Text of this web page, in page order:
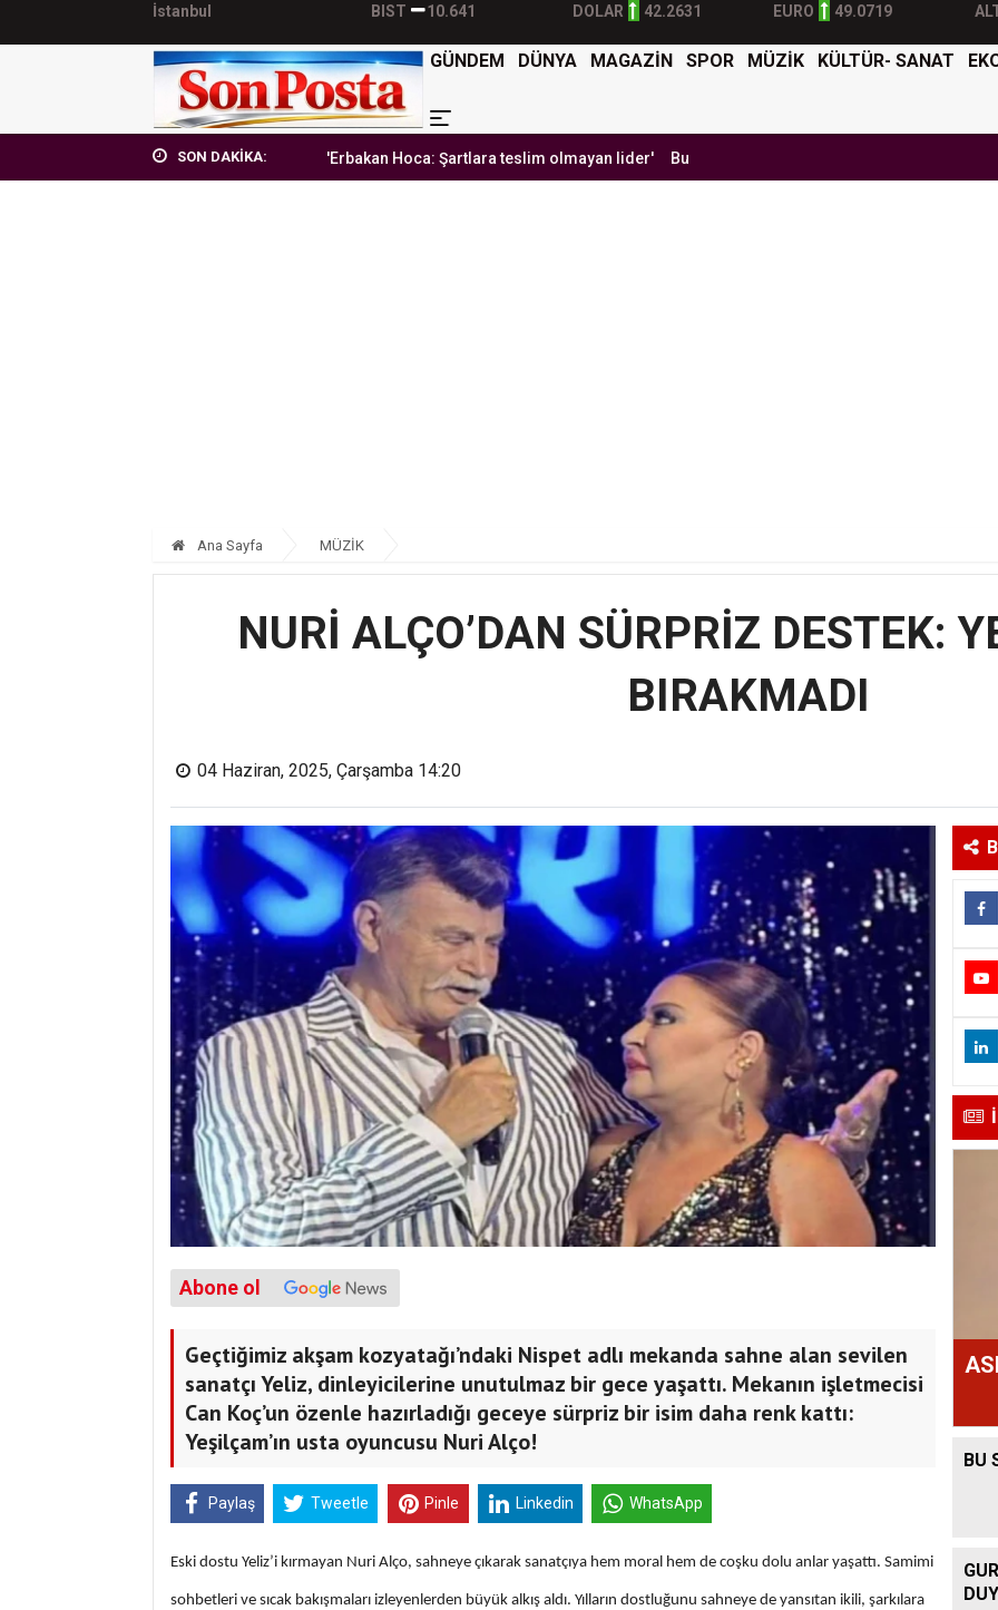
İstanbul BIST 10.641 DOLAR 42.2631 EURO 49.0719
GÜNDEM DÜNYA MAGAZİN SPOR MÜZİK KÜLTÜR- SANAT
SON DAKİKA:'Erbakan Hoca: Şartlara teslim olmayan lider' Burak Yılmaz'dan Mehmet Ekici'ye gel çağrısı BTK
Ana Sayfa MÜZİK
NURİ ALÇO’DAN SÜRPRİZ DESTEK:
BIRAKMADI
04 Haziran, 2025, Çarşamba 14:20
Abone ol
Geçtiğimiz akşam kozyatağı’ndaki Nispet adlı mekanda sahne alan sevilen
sanatçı Yeliz, dinleyicilerine unutulmaz bir gece yaşattı. Mekanın işletmecisi
Can Koç’un özenle hazırladığı geceye sürpriz bir isim daha renk kattı:
Yeşilçam’ın usta oyuncusu Nuri Alço!
Paylaş Tweetle Pinle Linkedin WhatsApp
Eski dostu Yeliz’i kırmayan Nuri Alço, sahneye çıkarak sanatçıya hem moral hem de coşku dolu anlar yaşattı. Samimi
sohbetleri ve sıcak bakışmaları izleyenlerden büyük alkış aldı. Yılların dostluğunu sahneye de yansıtan ikili, şarkılara
BU